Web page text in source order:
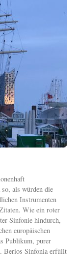
als würden die
Instrumenten
Wie ein roter
Sinfonie hindurch,
europäischen
Publikum, purer
Berios Sinfonia erfüllt